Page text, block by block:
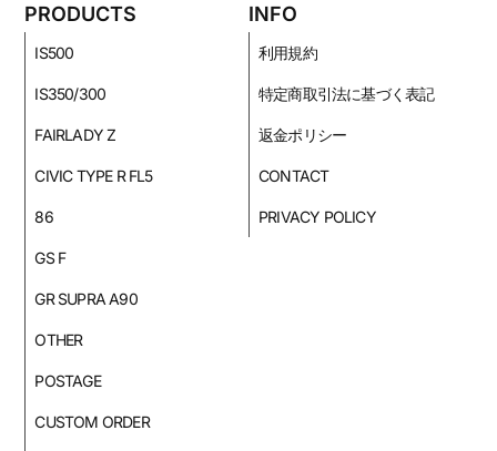
PRODUCTS
IS500
IS350/300
FAIRLADY Z
CIVIC TYPE R FL5
86
GS F
GR SUPRA A90
OTHER
POSTAGE
CUSTOM ORDER
INFO
利用規約
特定商取引法に基づく表記
返金ポリシー
CONTACT
PRIVACY POLICY